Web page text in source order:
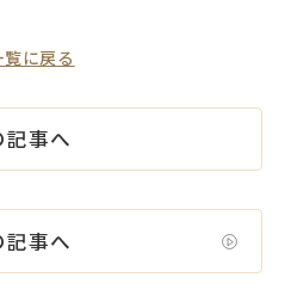
記事へ
覧に戻る
記事へ